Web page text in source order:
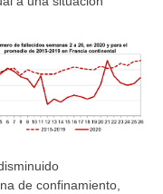
de confinamiento,